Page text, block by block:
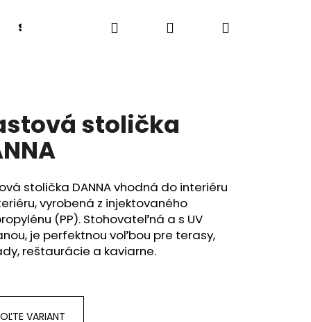
Sedacie boxy a lavice Lehátka
Hľadať PrihlásenieNákupný
stolička
stolička DANNA vhodná do interiéru
vyrobená z injektovaného
(PP). Stohovateľná a s UV
je perfektnou voľbou pre terasy,
reštaurácie a kaviarne.
VARIANT